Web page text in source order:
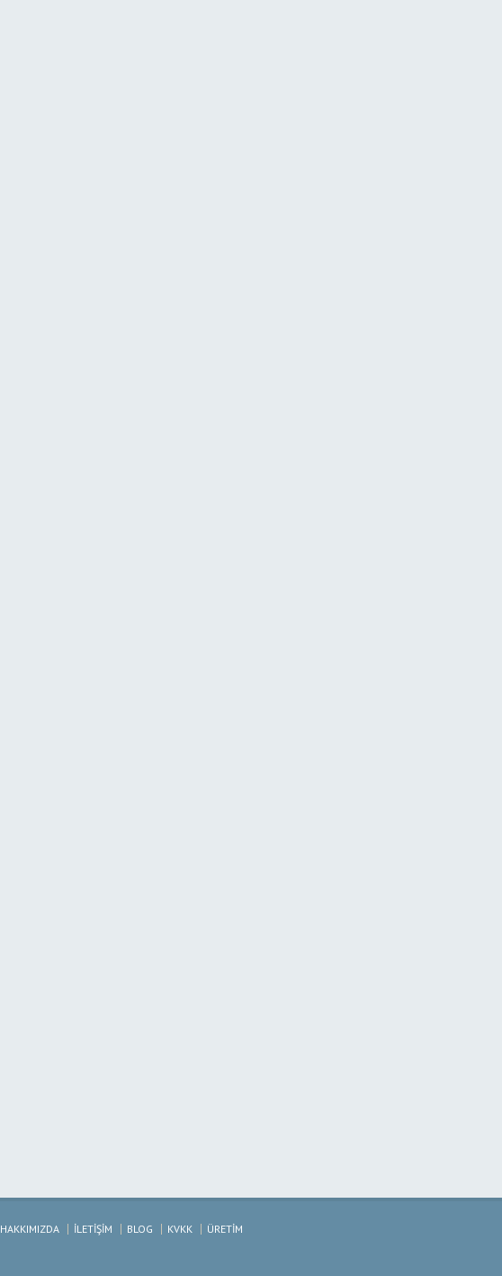
HAKKIMIZDA İLETİŞİM BLOG KVKK
ÜRETİM